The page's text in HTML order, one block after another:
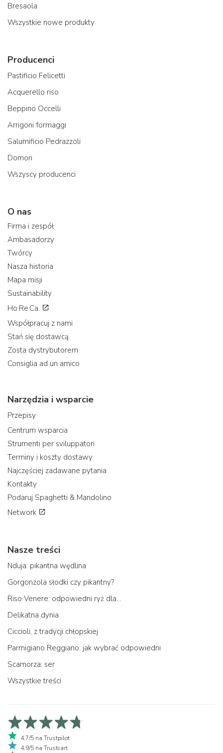
Bresaola
Wszystkie nowe produkty
Producenci
Pastificio Felicetti
Acquerello riso
Beppino Occelli
Arrigoni formaggi
Salumificio Pedrazzoli
Domori
Wszyscy producenci
O nas
Firma i zespół
Ambasadorzy
Twórcy
Nasza historia
Mapa misji
Sustainability
Ho.Re.Ca.
Współpracuj z nami
Stań się dostawcą
Zosta dystrybutorem
Consiglia ad un amico
Narzędzia i wsparcie
Przepisy
Centrum wsparcia
Strumenti per sviluppatori
Terminy i koszty dostawy
Najczęściej zadawane pytania
Kontakty
Podaruj Spaghetti & Mandolino
Network
Nasze treści
Nduja: pikantna wędlina
Gorgonzola słodki czy pikantny?
Riso Venere: odpowiedni ryż dla...
Delikatna dynia
Ciccioli, z tradycji chłopskiej
Parmigiano Reggiano: jak wybrać odpowiedni
Scamorza: ser
Wszystkie treści
4,7/5 na Trustpilot
4,9/5 na Trustcart